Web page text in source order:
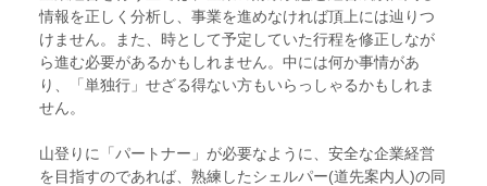
情報を正しく分析し、事業を進めなければ頂上には辿りつ
けません。また、時として予定していた行程を修正しなが
ら進む必要があるかもしれません。中には何か事情があ
り、「単独行」せざる得ない方もいらっしゃるかもしれま
せん。
山登りに「パートナー」が必要なように、安全な企業経営
を目指すのであれば、熟練したシェルパー(道先案内人)の同